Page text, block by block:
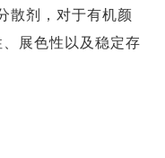
散剂，对于有机颜
展色性以及稳定存